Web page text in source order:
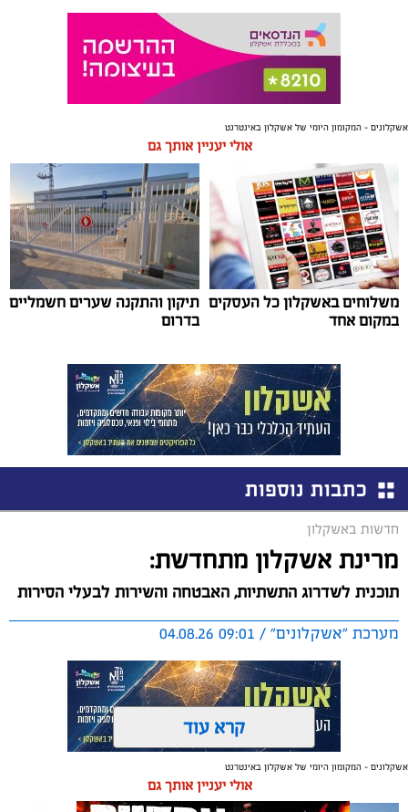
אשקלונים - המקומון היומי של אשקלון באינטרנט
אולי יעניין אותך גם
משלוחים באשקלון כל העסקים
במקום אחד
תיקון והתקנה שערים חשמליים
בדרום
כתבות נוספות
חדשות באשקלון
מרינת אשקלון מתחדשת:
תוכנית לשדרוג התשתיות, האבטחה והשירות לבעלי הסירות
מערכת "אשקלונים" / 09:01 04.08.26
תגים:אשקלון, מרינה
קרא עוד
אשקלונים - המקומון היומי של אשקלון באינטרנט
אולי יעניין אותך גם